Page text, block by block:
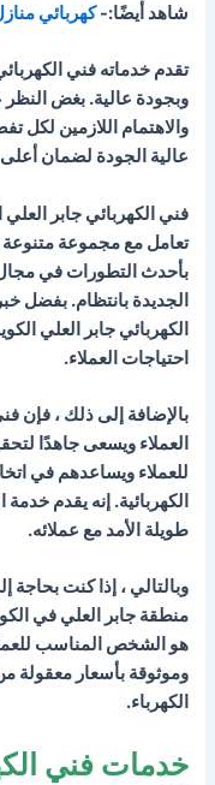
شاهد أيضًا:-كهربائي
تقدم خدماته فني
وبجودة عالية. بغض
والاهتمام اللازمين لكل
عالية الجودة لضمان
فني الكهربائي جابر
تعامل مع مجموعة متنوعة
بأحدث التطورات في مجال
الجديدة بانتظام. بفضل
الكهربائي جابر العلي
احتياجات العملاء.
بالإضافة إلى ذلك ، فإن
العملاء ويسعى جاهدًا
للعملاء ويساعدهم في
الكهربائية. إنه يقدم
طويلة الأمد مع عملائه.
وبالتالي ، إذا كنت بحاجة
منطقة جابر العلي في
هو الشخص المناسب
وموثوقة بأسعار معقولة
الكهرباء.
خدمات فني